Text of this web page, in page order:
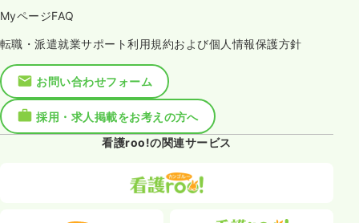
MyページFAQ
転職・派遣就業サポート利用規約および個人情報保護方針
お問い合わせフォーム
採用・求人掲載をお考えの方へ
看護roo!の関連サービス